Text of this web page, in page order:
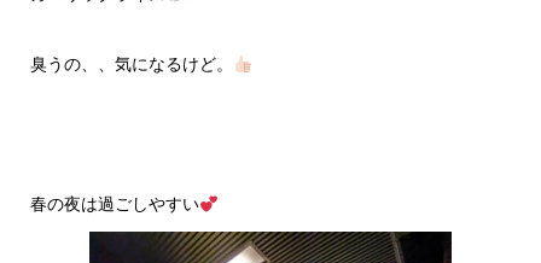
臭うの、、気になるけど。
春の夜は過ごしやすい